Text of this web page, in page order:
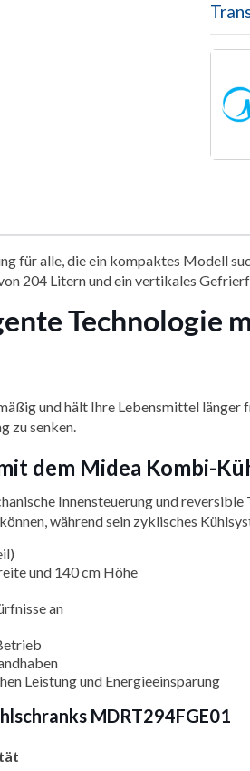
alle, die ein kompaktes Modell
204 Litern und ein vertikales
Technologie
und hält Ihre Lebensmittel
zu senken.
dem Midea Kombi-
Innensteuerung und
während sein zyklisches
und 140 cm Höhe
an
Leistung und Energieeinsparung
MDRT294FGE01